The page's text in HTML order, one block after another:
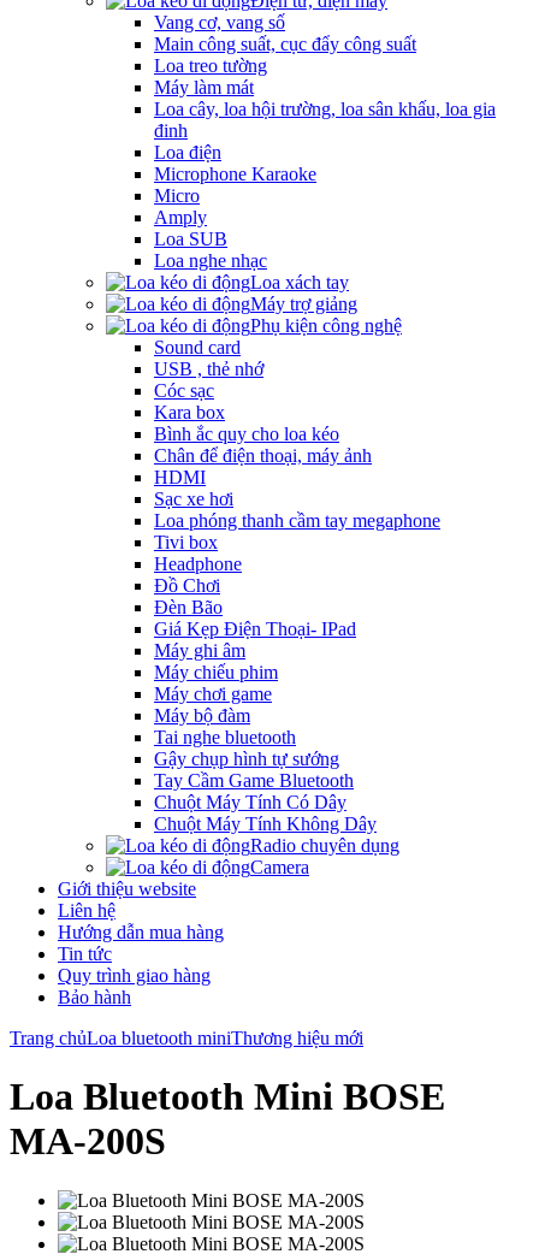
Vang cơ, vang số
Main công suất, cục đẩy công suất
Loa treo tường
Máy làm mát
Loa cây, loa hội trường, loa sân khấu, loa gia
đinh
Loa điện
Microphone Karaoke
Micro
Amply
Loa SUB
Loa nghe nhạc
Loa xách tay
Máy trợ giảng
Phụ kiện công nghệ
Sound card
USB , thẻ nhớ
Cóc sạc
Kara box
Bình ắc quy cho loa kéo
Chân để điện thoại, máy ảnh
HDMI
Sạc xe hơi
Loa phóng thanh cầm tay megaphone
Tivi box
Headphone
Đồ Chơi
Đèn Bão
Giá Kẹp Điện Thoại- IPad
Máy ghi âm
Máy chiếu phim
Máy chơi game
Máy bộ đàm
Tai nghe bluetooth
Gậy chụp hình tự sướng
Tay Cầm Game Bluetooth
Chuột Máy Tính Có Dây
Chuột Máy Tính Không Dây
Radio chuyên dụng
Camera
Giới thiệu website
Liên hệ
Hướng dẫn mua hàng
Tin tức
Quy trình giao hàng
Bảo hành
Trang chủLoa bluetooth miniThương hiệu mới
Loa Bluetooth Mini BOSE
MA-200S